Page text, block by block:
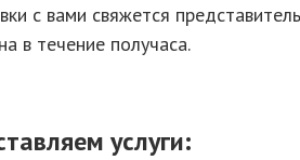
с вами свяжется
в течение получаса.
услуги: